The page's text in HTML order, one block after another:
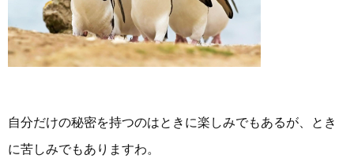
自分だけの秘密を持つのはときに楽しみでもあるが、とき
に苦しみでもありますわ。